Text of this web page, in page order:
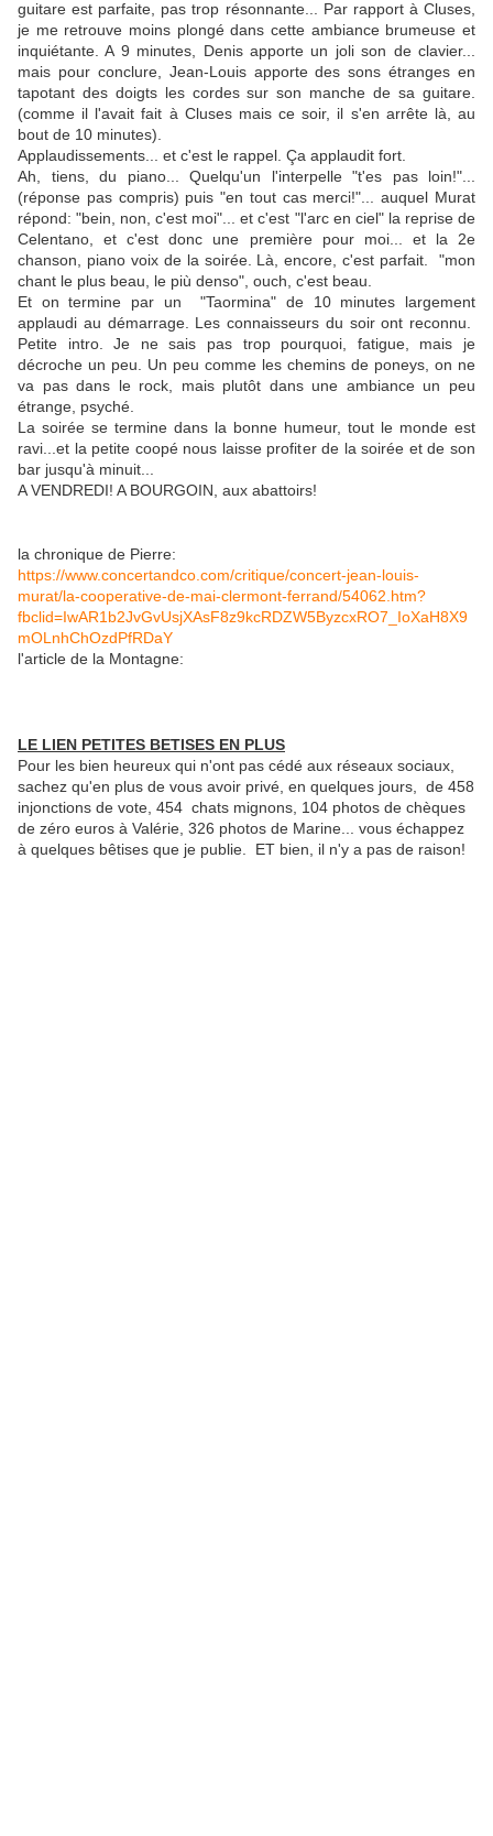
guitare est parfaite, pas trop résonnante... Par rapport à Cluses,
je me retrouve moins plongé dans cette ambiance brumeuse et
inquiétante. A 9 minutes, Denis apporte un joli son de clavier...
mais pour conclure, Jean-Louis apporte des sons étranges en
tapotant des doigts les cordes sur son manche de sa guitare.
(comme il l'avait fait à Cluses mais ce soir, il s'en arrête là, au
bout de 10 minutes).
Applaudissements... et c'est le rappel. Ça applaudit fort.
Ah, tiens, du piano... Quelqu'un l'interpelle "t'es pas loin!"...
(réponse pas compris) puis "en tout cas merci!"... auquel Murat
répond: "bein, non, c'est moi"... et c'est "l'arc en ciel" la reprise de
Celentano, et c'est donc une première pour moi... et la 2e
chanson, piano voix de la soirée. Là, encore, c'est parfait. "mon
chant le plus beau, le più denso", ouch, c'est beau.
Et on termine par un "Taormina" de 10 minutes largement
applaudi au démarrage. Les connaisseurs du soir ont reconnu.
Petite intro. Je ne sais pas trop pourquoi, fatigue, mais je
décroche un peu. Un peu comme les chemins de poneys, on ne
va pas dans le rock, mais plutôt dans une ambiance un peu
étrange, psyché.
La soirée se termine dans la bonne humeur, tout le monde est
ravi...et la petite coopé nous laisse profiter de la soirée et de son
bar jusqu'à minuit...
A VENDREDI! A BOURGOIN, aux abattoirs!
la chronique de Pierre:
https://www.concertandco.com/critique/concert-jean-louis-
murat/la-cooperative-de-mai-clermont-ferrand/54062.htm?
fbclid=IwAR1b2JvGvUsjXAsF8z9kcRDZW5ByzcxRO7_IoXaH8X9
mOLnhChOzdPfRDaY
l'article de la Montagne:
LE LIEN PETITES BETISES EN PLUS
Pour les bien heureux qui n'ont pas cédé aux réseaux sociaux,
sachez qu'en plus de vous avoir privé, en quelques jours, de 458
injonctions de vote, 454 chats mignons, 104 photos de chèques
de zéro euros à Valérie, 326 photos de Marine... vous échappez
à quelques bêtises que je publie. ET bien, il n'y a pas de raison!